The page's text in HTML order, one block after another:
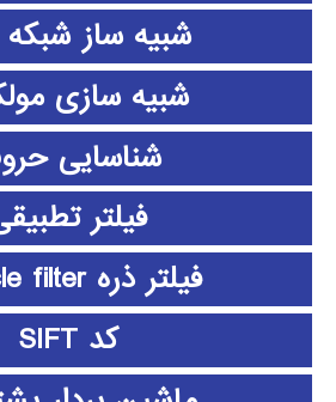
شبیه ساز شبکه NS2
شبیه سازی
شناسایی
فیلتر
فیلتر ذره particle filter
کد SIFT